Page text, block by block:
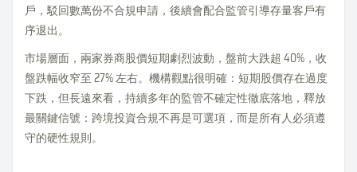
戶，駁回數萬份不合規申請，後續會配合監管引導存量客戶有
序退出。
市場層面，兩家券商股價短期劇烈波動，盤前大跌超 40%，收
盤跌幅收窄至 27% 左右。機構觀點很明確：短期股價存在過度
下跌，但長遠來看，持續多年的監管不確定性徹底落地，釋放
最關鍵信號：跨境投資合規不再是可選項，而是所有人必須遵
守的硬性規則。